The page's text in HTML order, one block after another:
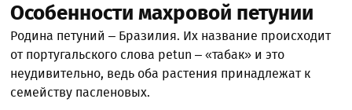
Особенности махровой петунии
Родина петуний – Бразилия. Их название происходит
от португальского слова реtun – «табак» и это
неудивительно, ведь оба растения принадлежат к
семейству пасленовых.